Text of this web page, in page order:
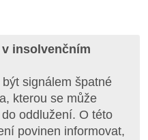
insolvenčním
signálem špatné
kterou se může
oddlužení. O této
povinen informovat,